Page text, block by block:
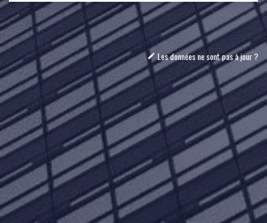
mode_editLes données ne sont pas à jour ?